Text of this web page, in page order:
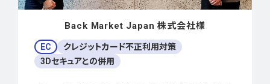
Back Market Japan 株式会社様
EC
クレジットカード不正利用対策
3Dセキュアとの併用